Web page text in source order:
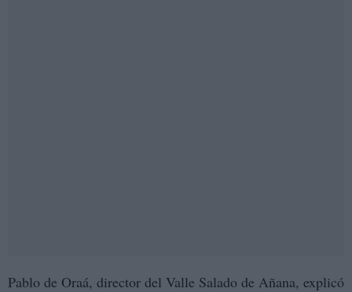
Pablo de Oraá, director del Valle Salado de Añana, explicó